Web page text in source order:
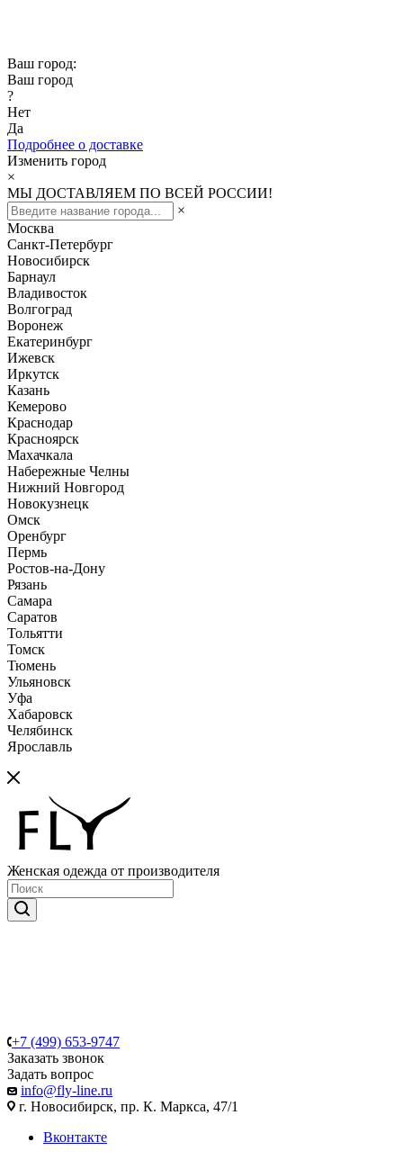
Ваш город:
Ваш город
?
Нет
Да
Подробнее о доставке
Изменить город
×
МЫ ДОСТАВЛЯЕМ ПО ВСЕЙ РОССИИ!
×
Москва
Санкт-Петербург
Новосибирск
Барнаул
Владивосток
Волгоград
Воронеж
Екатеринбург
Ижевск
Иркутск
Казань
Кемерово
Краснодар
Красноярск
Махачкала
Набережные Челны
Нижний Новгород
Новокузнецк
Омск
Оренбург
Пермь
Ростов-на-Дону
Рязань
Самара
Саратов
Тольятти
Томск
Тюмень
Ульяновск
Уфа
Хабаровск
Челябинск
Ярославль
Женская одежда от производителя
+7 (499) 653-9747
Заказать звонок
Задать вопрос
info@fly-line.ru
г. Новосибирск, пр. К. Маркса, 47/1
Вконтакте